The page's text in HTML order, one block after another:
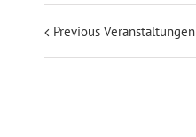
Previous Veranstaltungen